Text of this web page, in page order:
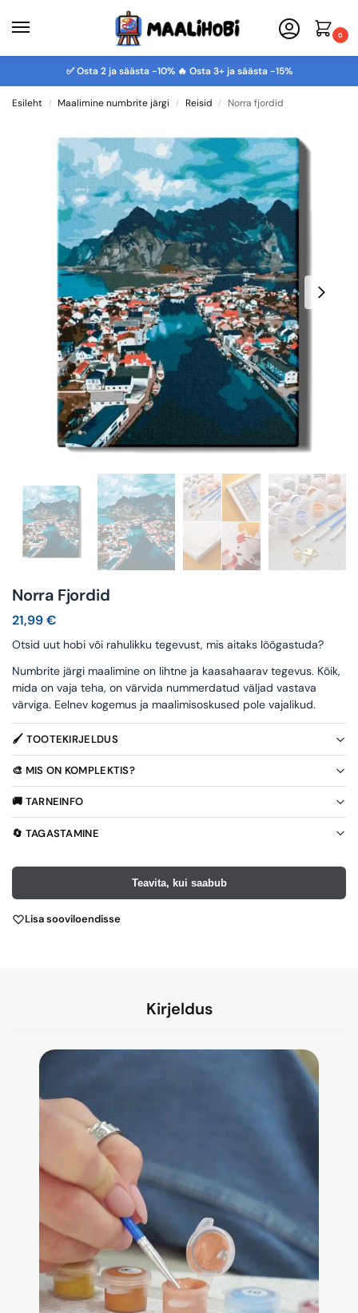
0
✅ Osta 2 ja säästa -10% 🔥 Osta 3+ ja säästa -15%
Esileht / Maalimine numbrite järgi / Reisid / Norra fjordid
Norra Fjordid
21,99€
Otsid uut hobi või rahulikku tegevust, mis aitaks lõõgastuda?
Numbrite järgi maalimine on lihtne ja kaasahaarav tegevus. Kõik,
mida on vaja teha, on värvida nummerdatud väljad vastava
värviga. Eelnev kogemus ja maalimisoskused pole vajalikud.
🖌️ TOOTEKIRJELDUS
🎨 MIS ON KOMPLEKTIS?
🚚 TARNEINFO
🔄 TAGASTAMINE
Teavita, kui saabub
Lisa sooviloendisse
Kirjeldus